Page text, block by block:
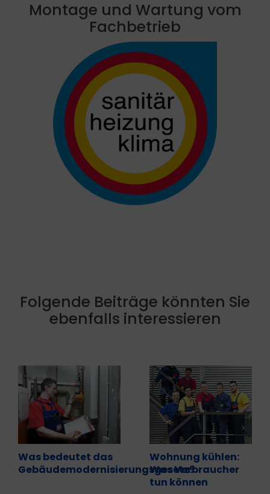
Montage und Wartung vom
Fachbetrieb
Folgende Beiträge könnten Sie
ebenfalls interessieren
Was bedeutet das
Gebäudemodernisierungsgesetz?
Wohnung kühlen:
Was Verbraucher
tun können